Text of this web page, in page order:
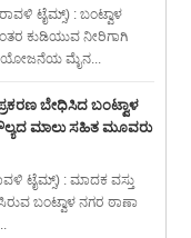
ಟೈಮ್ಸ್) : ಬಂಟ್ವಾಳ
ಕುಡಿಯುವ ನೀರಿಗಾಗಿ
ಯೋಜನೆಯ ಮೈನ...
ಬೇಧಿಸಿದ ಬಂಟ್ವಾಳ
ಮಾಲು ಸಹಿತ ಮೂವರು
ಟೈಮ್ಸ್) : ಮಾದಕ ವಸ್ತು
ಬಂಟ್ವಾಳ ನಗರ ಠಾಣಾ